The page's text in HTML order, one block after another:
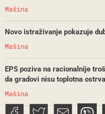
Mašina
Novo istraživanje pokazuje
Mašina
EPS poziva na racionalnije
da gradovi nisu toplotna ostrva
Mašina